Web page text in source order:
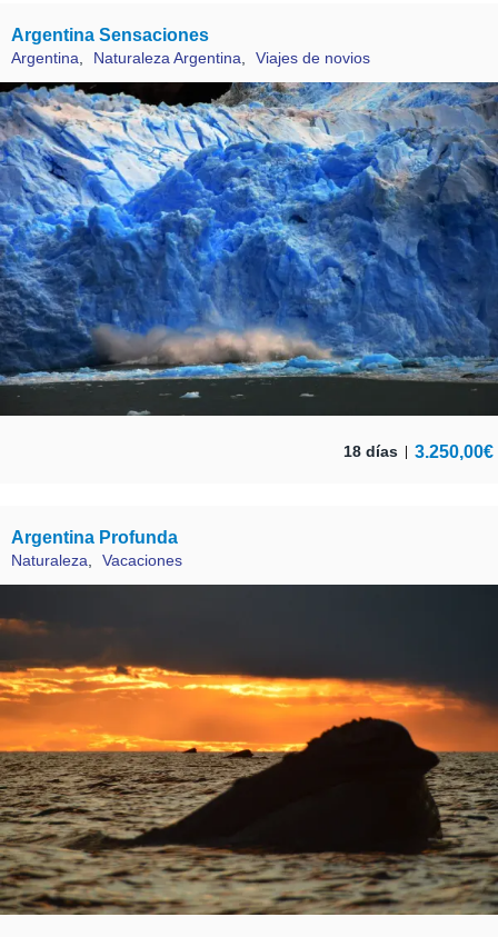
Argentina Sensaciones
Argentina, Naturaleza Argentina, Viajes de novios
18 días 3.250,00€
Argentina Profunda
Naturaleza, Vacaciones